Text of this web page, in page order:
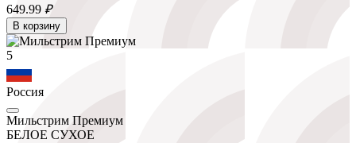
649.99 ₽
В корзину
5
Россия
Мильстрим Премиум
БЕЛОЕ СУХОЕ